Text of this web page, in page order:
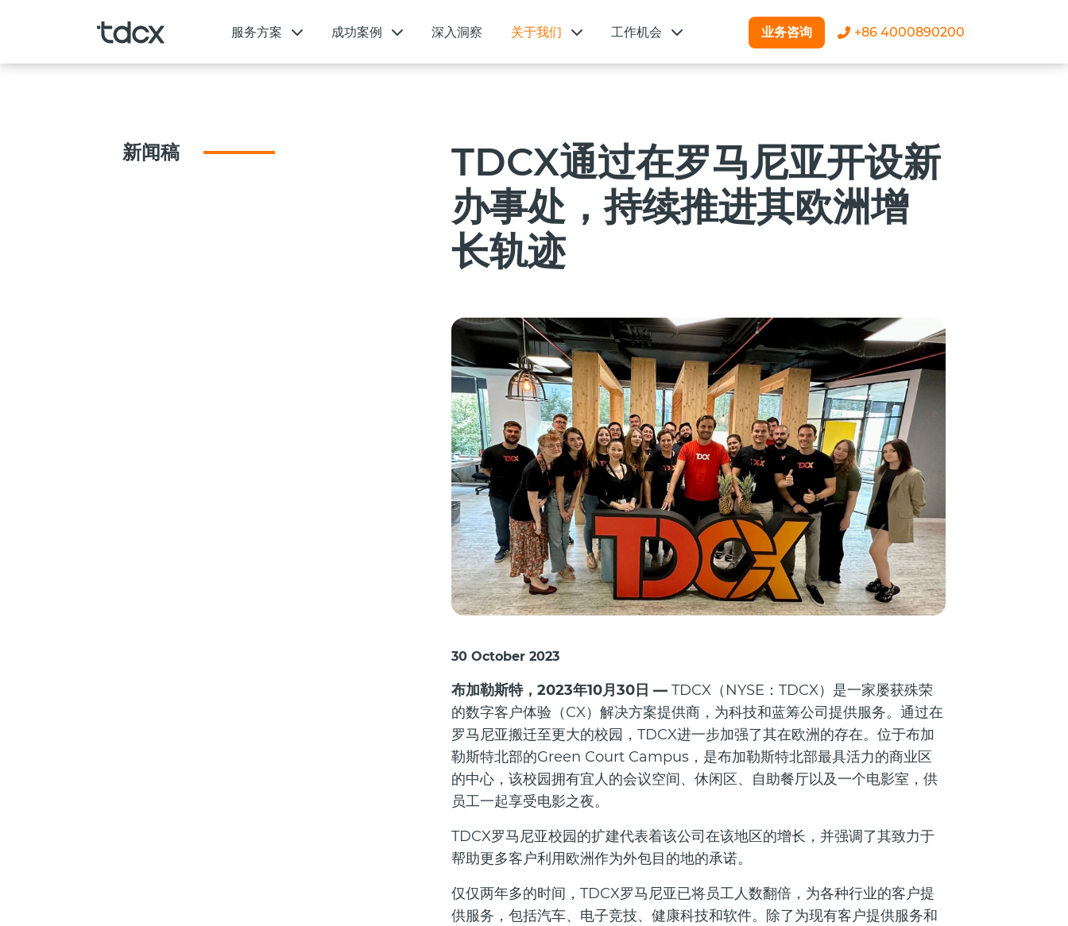
服务方案 成功案例 深入洞察 关于我们 工作机会 业务咨询 +86 4000890200
新闻稿
TDCX通过在罗马尼亚开设新
办事处，持续推进其欧洲增
长轨迹
30 October 2023
布加勒斯特，2023年10月30日 —TDCX（NYSE：TDCX）是一家屡获殊荣
的数字客户体验（CX）解决方案提供商，为科技和蓝筹公司提供服务。通过在
罗马尼亚搬迁至更大的校园，TDCX进一步加强了其在欧洲的存在。位于布加
勒斯特北部的Green Court Campus，是布加勒斯特北部最具活力的商业区
的中心，该校园拥有宜人的会议空间、休闲区、自助餐厅以及一个电影室，供
员工一起享受电影之夜。
TDCX罗马尼亚校园的扩建代表着该公司在该地区的增长，并强调了其致力于
帮助更多客户利用欧洲作为外包目的地的承诺。
仅仅两年多的时间，TDCX罗马尼亚已将员工人数翻倍，为各种行业的客户提
供服务，包括汽车、电子竞技、健康科技和软件。除了为现有客户提供服务和